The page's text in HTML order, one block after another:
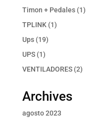
Timon + Pedales 11
TPLINK 11
Ups 1919
UPS 11
producto
VENTILADORES 22
Archives
agosto 2023